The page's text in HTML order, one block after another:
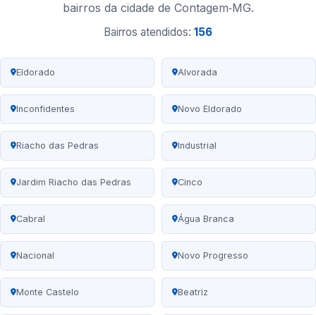
bairros da cidade de Contagem‑MG.
Bairros atendidos: 156
Eldorado Alvorada
Inconfidentes Novo Eldorado
Riacho das Pedras Industrial
Jardim Riacho das Pedras Cinco
Cabral Água Branca
Nacional Novo Progresso
Monte Castelo Beatriz